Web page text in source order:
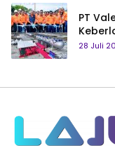
PT
28 Juli